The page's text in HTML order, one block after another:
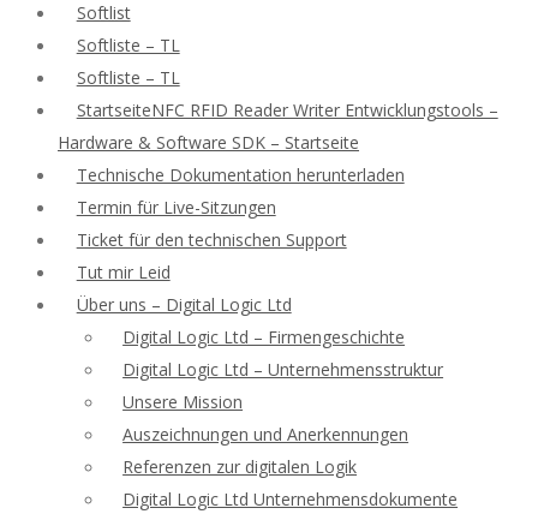
Softlist
Softliste – TL
Softliste – TL
StartseiteNFC RFID Reader Writer Entwicklungstools –
Hardware & Software SDK – Startseite
Technische Dokumentation herunterladen
Termin für Live-Sitzungen
Ticket für den technischen Support
Tut mir Leid
Über uns – Digital Logic Ltd
Digital Logic Ltd – Firmengeschichte
Digital Logic Ltd – Unternehmensstruktur
Unsere Mission
Auszeichnungen und Anerkennungen
Referenzen zur digitalen Logik
Digital Logic Ltd Unternehmensdokumente